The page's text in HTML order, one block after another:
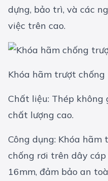
dựng, bảo trì, và các
việc trên cao.
Khóa hãm trượt
Chất liệu: Thép không
chất lượng cao.
Công dụng: Khóa
chống rơi trên dây
16mm, đảm bảo an